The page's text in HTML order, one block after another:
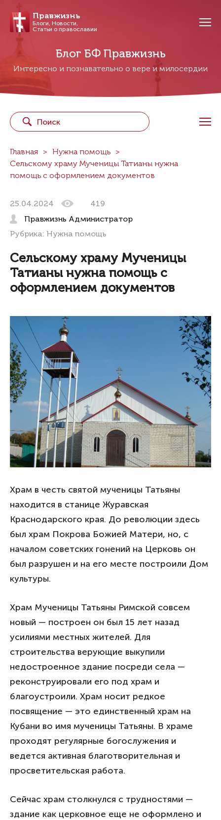
Правжизнь
Блоги, Новости,
Статьи о православии
Блог БФ Правжизнь
Интересно и познавательно о вере и милосердии
Главная
Нужна помощь
Сельскому храму Мученицы Татианы нужна
помощь с оформлением документов
25.04.2024
419
Правжизнь Администратор
Рубрика: Нужна помощь
Сельскому храму Мученицы
Татианы нужна помощь с
оформлением документов
Храм в честь святой мученицы Татьяны
находится в станице Журавская
Краснодарского края. До революции здесь
был храм Покрова Божией Матери, но, с
началом советских гонений на Церковь он
был разрушен и на его месте построили Дом
культуры.
Храм Мученицы Татьяны Римской совсем
новый — построен он был 15 лет назад
усилиями местных жителей. Для
строительства верующие выкупили
недостроенное здание посреди села —
реконструировали его под храм и
благоустроили. Храм носит редкое
посвящение — это единственный храм на
Кубани во имя мученицы Татьяны. В храме
проходят регулярные богослужения и
ведется активная благотворительная и
просветительская работа.
Сейчас храм столкнулся с трудностями —
здание как церковное еще не оформлено и